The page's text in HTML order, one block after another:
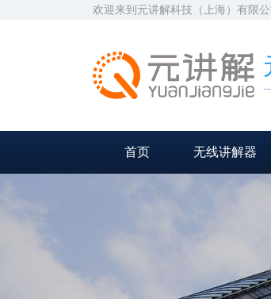
欢迎来到元讲解科技（上海）有限
首页 无线讲解器